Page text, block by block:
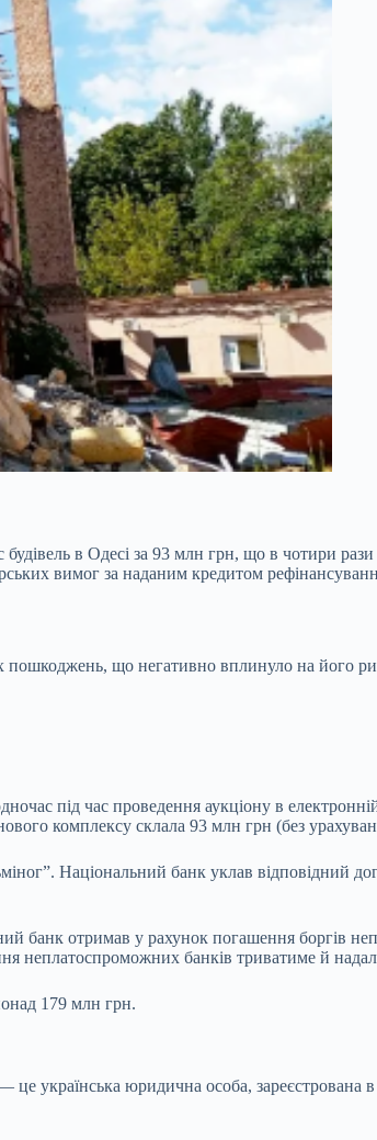
в Одесі за 93 млн грн, що в чотири
вимог за наданим кредитом
що негативно вплинуло на його
під час проведення аукціону в
комплексу склала 93 млн грн (без
Національний банк уклав відповідний
банк отримав у рахунок погашення боргів
неплатоспроможних банків триватиме й
179 млн грн.
українська юридична особа, зареєстрована в